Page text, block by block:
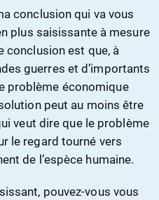
conclusion qui va vous
plus saisissante à mesure
conclusion est que, à
guerres et d’importants
problème économique
peut au moins être
veut dire que le problème
le regard tourné vers
de l’espèce humaine.
pouvez-vous vous